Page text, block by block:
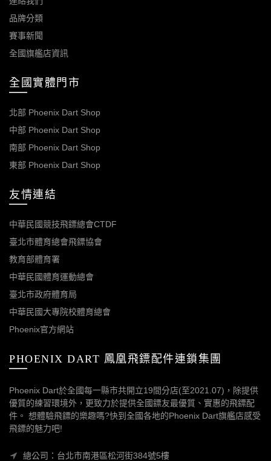
品牌分類
賽事新聞
全國旗艦店資訊
全國實體門市
北部 Phoenix Dart Shop
中部 Phoenix Dart Shop
南部 Phoenix Dart Shop
東部 Phoenix Dart Shop
友情連結
中華民國競技飛鏢總會CTDF
臺北市體育總會飛鏢協會
教育部體育署
中華民國體育運動總會
臺北市政府體育局
中華民國大專院校體育總會
Phoenix官方網站
PHOENIX DART 鳳凰飛鏢配件連鎖集團
Phoenix Dart於全國每一縣市共開立19間分店(至2021.07)，除提供
優質的練習環境外，更致力於提供全國鏢友最優質、實惠的飛鏢配
件。 想體驗飛鏢的樂趣嗎?快到全國各地的Phoenix Dart旗艦店感受
飛鏢的魅力吧!
總公司：台北市南港區松河街384號5樓